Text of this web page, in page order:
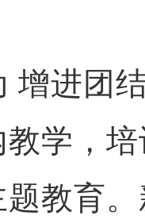
进团
，培
教育